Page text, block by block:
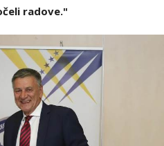
radove."